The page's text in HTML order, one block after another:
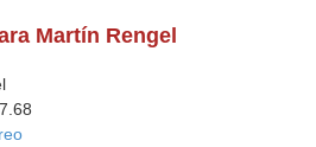
Martín Rengel